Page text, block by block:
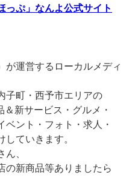
っぷ」なんよ公式サイト
が運営するローカルメディ
子町・西予市エリアの
新サービス・グルメ・
ベント・フォト・求人・
ていきます。
ん、
の新商品等ありましたら